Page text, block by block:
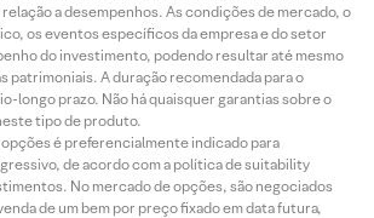
a desempenhos. As condições de mercado, o
os eventos específicos da empresa e do setor
do investimento, podendo resultar até mesmo
patrimoniais. A duração recomendada para o
longo prazo. Não há quaisquer garantias sobre o
tipo de produto.
é preferencialmente indicado para
de acordo com a política de suitability
No mercado de opções, são negociados
de um bem por preço fixado em data futura,